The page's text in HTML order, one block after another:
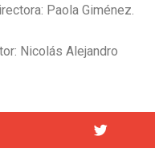
Paola Giménez.
Nicolás Alejandro